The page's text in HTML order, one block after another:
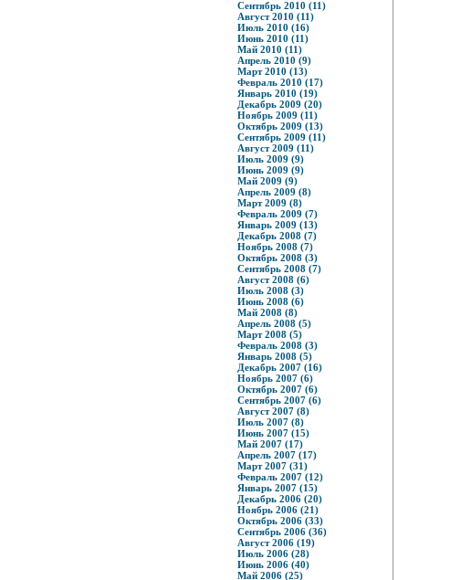
Сентябрь 2010 (11)
Август 2010 (11)
Июль 2010 (16)
Июнь 2010 (11)
Май 2010 (11)
Апрель 2010 (9)
Март 2010 (13)
Февраль 2010 (17)
Январь 2010 (19)
Декабрь 2009 (20)
Ноябрь 2009 (11)
Октябрь 2009 (13)
Сентябрь 2009 (11)
Август 2009 (11)
Июль 2009 (9)
Июнь 2009 (9)
Май 2009 (9)
Апрель 2009 (8)
Март 2009 (8)
Февраль 2009 (7)
Январь 2009 (13)
Декабрь 2008 (7)
Ноябрь 2008 (7)
Октябрь 2008 (3)
Сентябрь 2008 (7)
Август 2008 (6)
Июль 2008 (3)
Июнь 2008 (6)
Май 2008 (8)
Апрель 2008 (5)
Март 2008 (5)
Февраль 2008 (3)
Январь 2008 (5)
Декабрь 2007 (16)
Ноябрь 2007 (6)
Октябрь 2007 (6)
Сентябрь 2007 (6)
Август 2007 (8)
Июль 2007 (8)
Июнь 2007 (15)
Май 2007 (17)
Апрель 2007 (17)
Март 2007 (31)
Февраль 2007 (12)
Январь 2007 (15)
Декабрь 2006 (20)
Ноябрь 2006 (21)
Октябрь 2006 (33)
Сентябрь 2006 (36)
Август 2006 (19)
Июль 2006 (28)
Июнь 2006 (40)
Май 2006 (25)